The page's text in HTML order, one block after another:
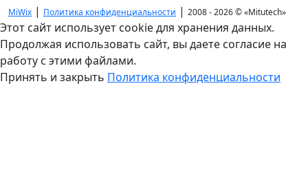
MiWix | Политика конфиденциальности | 2008 - 2026 ©«Mitutech»
Этот сайт использует cookie для хранения данных.
Продолжая использовать сайт, вы даете согласие на
работу с этими файлами.
Принять и закрыть Политика конфиденциальности